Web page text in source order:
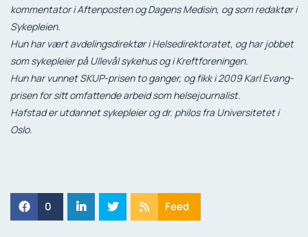
kommentator i Aftenposten og Dagens Medisin, og som redaktør i
Sykepleien.
Hun har vært avdelingsdirektør i Helsedirektoratet, og har jobbet
som sykepleier på Ullevål sykehus og i Kreftforeningen.
Hun har vunnet SKUP-prisen to ganger, og fikk i 2009 Karl Evang-
prisen for sitt omfattende arbeid som helsejournalist.
Hafstad er utdannet sykepleier og dr. philos fra Universitetet i
Oslo.
0 Feed